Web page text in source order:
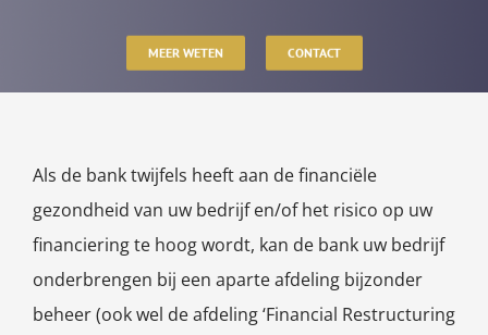
MEER WETEN CONTACT
Als de bank twijfels heeft aan de financiële
gezondheid van uw bedrijf en/of het risico op uw
financiering te hoog wordt, kan de bank uw bedrijf
onderbrengen bij een aparte afdeling bijzonder
beheer (ook wel de afdeling ‘Financial Restructuring